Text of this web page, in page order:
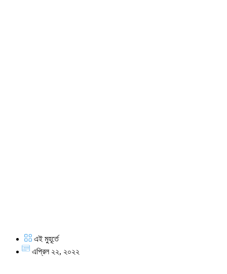
এই মুহূর্তে
এপ্রিল ২২, ২০২২